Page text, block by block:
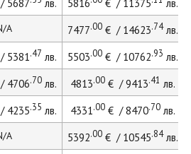
5687 лв. 5816 € / 11375 лв.
A 7477.00€ / 14623.74лв.
5381.47 лв. 5503.00€ / 10762.93 лв.
4706.70лв. 4813.00€ / 9413.41 лв.
4235.35 лв. 4331.00€ / 8470.70лв.
A 5392.00€ / 10545.84лв.